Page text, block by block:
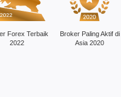
Broker Paling Aktif di
Asia 2020
Forex Terbaik
2022